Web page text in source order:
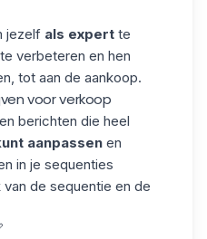
jezelf als expert te
verbeteren en hen
tot aan de aankoop.
voor verkoop
berichten die heel
aanpassen en
in je sequenties
de sequentie en de